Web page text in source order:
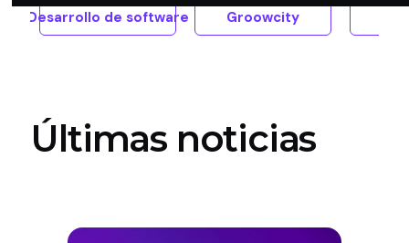
Desarrollo de software Groowcity
Últimas noticias